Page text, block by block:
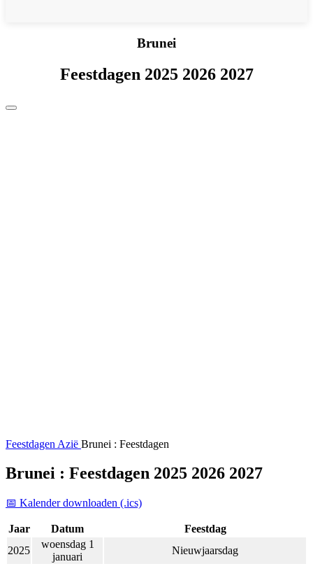
Brunei
Feestdagen 2025 2026 2027
Feestdagen Azië Brunei : Feestdagen
Brunei : Feestdagen 2025 2026 2027
📅 Kalender downloaden (.ics)
Jaar Datum
Feestdag
2025
woensdag 1
januari
Nieuwjaarsdag